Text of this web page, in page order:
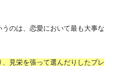
のは、恋愛において最も大事な
見栄を張って選んだりしたプレ